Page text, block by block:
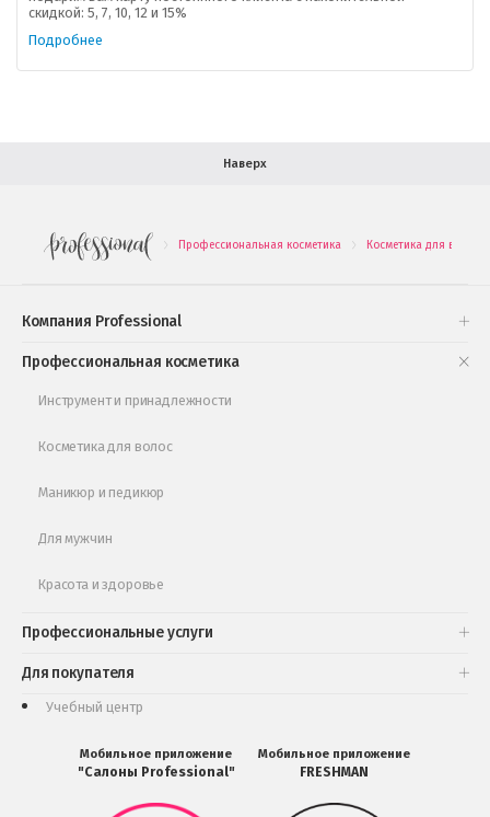
скидкой: 5, 7, 10, 12 и 15%
Подробнее
Наверх
. Профессиональная косметика . Косметика для волос
Компания Professional
Форма обратной связи
Профессиональная косметика
Инструмент и принадлежности
Косметика для волос
Маникюр и педикюр
Для мужчин
Красота и здоровье
Профессиональные услуги
Для покупателя
Подарочные наборы
Обучающее видео
Учебный центр
Мобильное приложение
"Салоны Professional"
Мобильное
Мобильное приложение
FRESHMAN
Мобильное